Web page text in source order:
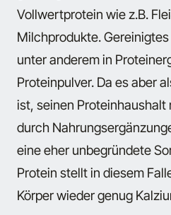
Vollwertprotein wie z.B.
Milchprodukte.
unter anderem in
Proteinpulver. Da es aber
ist, seinen
durch
eine eher unbegründete
Protein stellt in diesem
Körper wieder genug